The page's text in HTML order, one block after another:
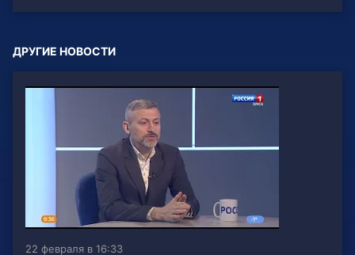
ДРУГИЕ НОВОСТИ
22 февраля в 16:33